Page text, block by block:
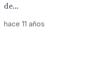
de...
hace 11 años